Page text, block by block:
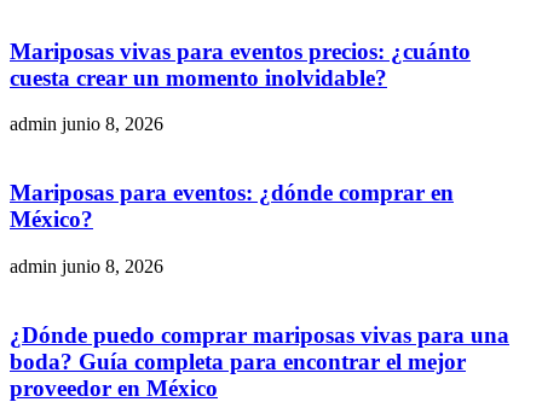
Mariposas vivas para eventos precios: ¿cuánto
cuesta crear un momento inolvidable?
admin junio 8, 2026
Mariposas para eventos: ¿dónde comprar en
México?
admin junio 8, 2026
¿Dónde puedo comprar mariposas vivas para una
boda? Guía completa para encontrar el mejor
proveedor en México